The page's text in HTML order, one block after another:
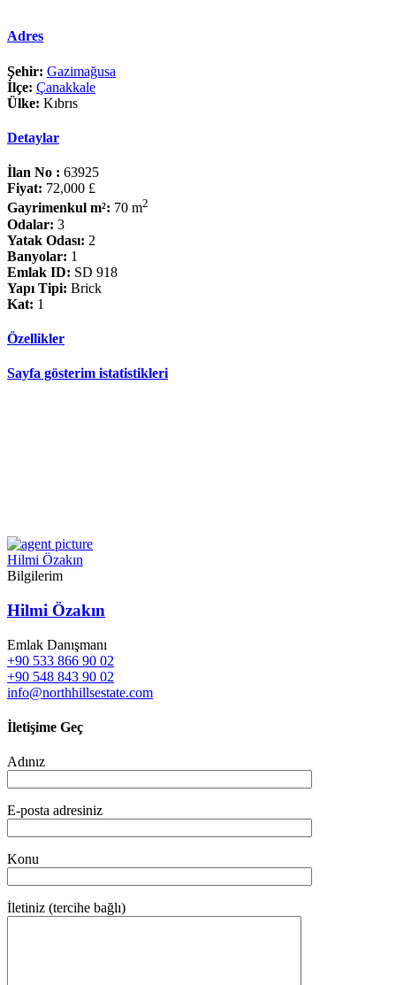
Adres
Şehir: Gazimağusa
İlçe: Çanakkale
Ülke: Kıbrıs
Detaylar
İlan No : 63925
Fiyat: 72,000 £
Gayrimenkul m²: 70 m2
Odalar: 3
Yatak Odası: 2
Banyolar: 1
Emlak ID: SD 918
Yapı Tipi: Brick
Kat: 1
Özellikler
Sayfa gösterim istatistikleri
Hilmi Özakın
Bilgilerim
Hilmi Özakın
Emlak Danışmanı
+90 533 866 90 02
+90 548 843 90 02
info@northhillsestate.com
İletişime Geç
Adınız
E-posta adresiniz
Konu
İletiniz (tercihe bağlı)